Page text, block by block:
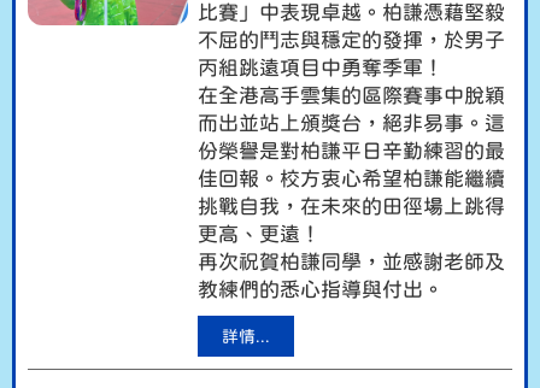
比賽」中表現卓越。柏謙憑藉堅毅
不屈的鬥志與穩定的發揮，於男子
丙組跳遠項目中勇奪季軍！
在全港高手雲集的區際賽事中脫穎
而出並站上頒獎台，絕非易事。這
份榮譽是對柏謙平日辛勤練習的最
佳回報。校方衷心希望柏謙能繼續
挑戰自我，在未來的田徑場上跳得
更高、更遠！
再次祝賀柏謙同學，並感謝老師及
教練們的悉心指導與付出。
詳情...